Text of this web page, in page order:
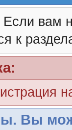
вам
к
Вы